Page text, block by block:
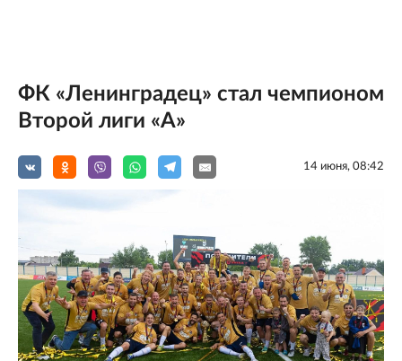
ФК «Ленинградец» стал чемпионом
Второй лиги «А»
14 июня, 08:42